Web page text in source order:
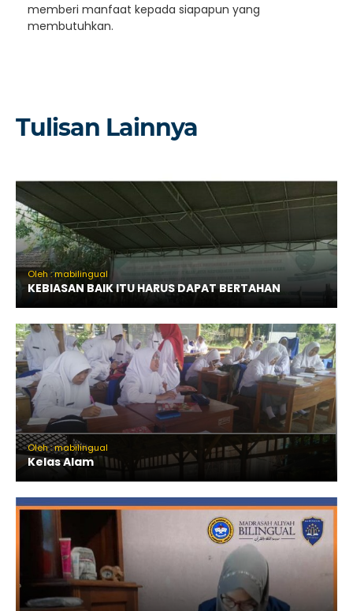
memberi manfaat kepada siapapun yang
membutuhkan.
Tulisan Lainnya
Oleh : mabilingual
KEBIASAN BAIK ITU HARUS DAPAT BERTAHAN
Oleh : mabilingual
Kelas Alam